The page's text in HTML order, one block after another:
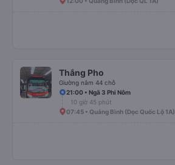
Thắng Pho
Giường nằm 44 chỗ
21:00 • Ngã 3 Phi Nôm
10 giờ 45 phút
07:45 • Quảng Bình (Dọc Quốc Lộ 1A)